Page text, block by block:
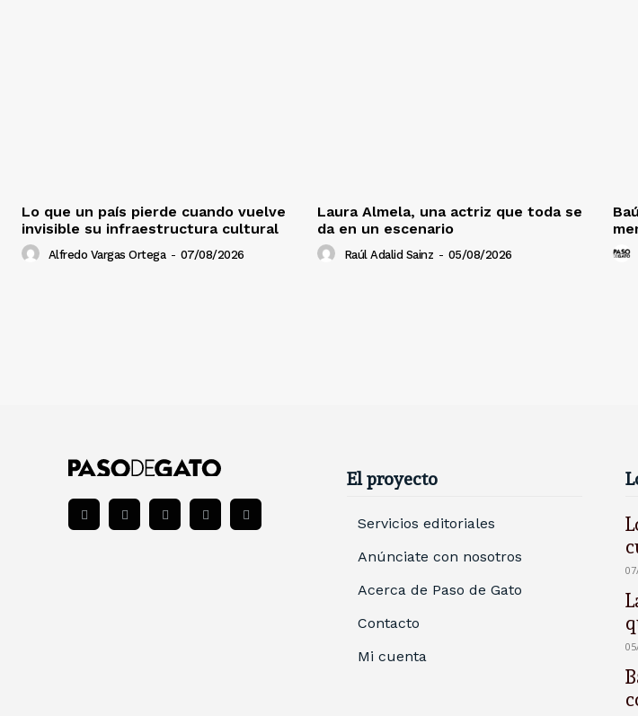
Lo que un país pierde cuando vuelve
invisible su infraestructura cultural
Alfredo Vargas Ortega - 07/08/2026
Laura Almela, una actriz que toda se
da en un escenario
Raúl Adalid Sainz - 05/08/2026
El proyecto
Servicios editoriales
Anúnciate con nosotros
Acerca de Paso de Gato
Contacto
Mi cuenta